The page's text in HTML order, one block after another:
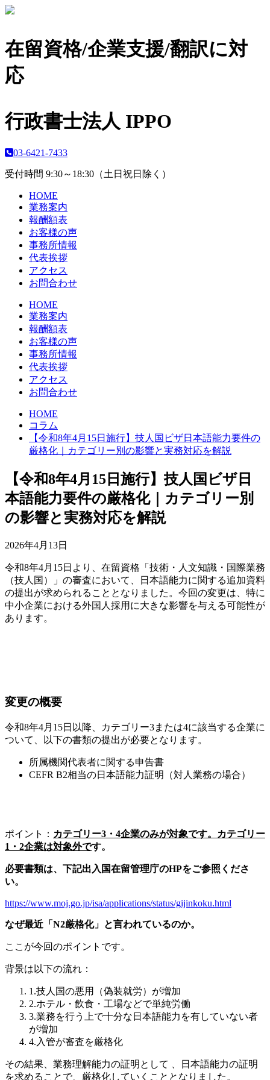
在留資格/企業支援/翻訳に対
応
行政書士法人 IPPO
03-6421-7433
受付時間 9:30～18:30（土日祝日除く）
HOME
業務案内
報酬額表
お客様の声
事務所情報
代表挨拶
アクセス
お問合わせ
HOME
業務案内
報酬額表
お客様の声
事務所情報
代表挨拶
アクセス
お問合わせ
HOME
コラム
【令和8年4月15日施行】技人国ビザ日本語能力要件の
厳格化｜カテゴリー別の影響と実務対応を解説
【令和8年4月15日施行】技人国ビザ日
本語能力要件の厳格化｜カテゴリー別
の影響と実務対応を解説
2026年4月13日
令和8年4月15日より、在留資格「技術・人文知識・国際業務
（技人国）」の審査において、日本語能力に関する追加資料
の提出が求められることとなりました。今回の変更は、特に
中小企業における外国人採用に大きな影響を与える可能性が
あります。
変更の概要
令和8年4月15日以降、カテゴリー3または4に該当する企業に
ついて、以下の書類の提出が必要となります。
所属機関代表者に関する申告書
CEFR B2相当の日本語能力証明（対人業務の場合）
ポイント： カテゴリー3・4企業のみが対象です。カテゴリー
1・2企業は対象外です。
必要書類は、下記出入国在留管理庁のHPをご参照くださ
い。
https://www.moj.go.jp/isa/applications/status/gijinkoku.html
なぜ最近「 N2厳格化」と言われているのか。
ここが今回のポイントです。
背景は以下の流れ：
1.技人国の悪用（偽装就労）が増加
2.ホテル・飲食・工場などで単純労働
3.業務を行う上で十分な日本語能力を有していない者
が増加
4.入管が審査を厳格化
その結果、業務理解能力の証明として 、日本語能力の証明
を求めることで、厳格化していくこととなりました。